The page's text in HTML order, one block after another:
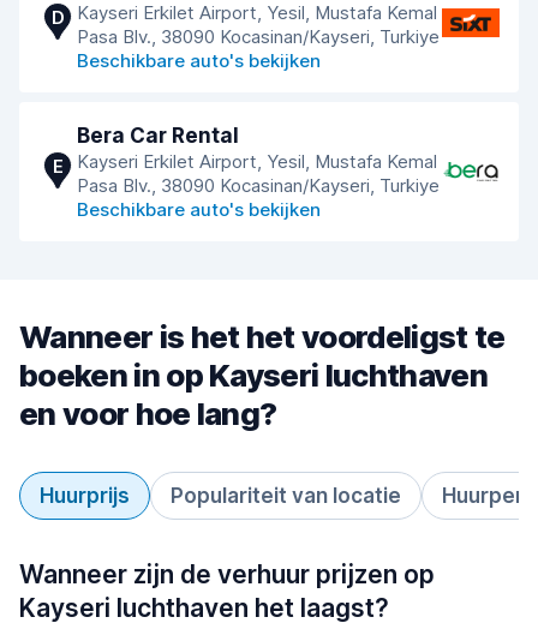
D
Kayseri Erkilet Airport, Yesil, Mustafa Kemal
Pasa Blv., 38090 Kocasinan/Kayseri, Turkiye
Beschikbare auto's bekijken
E
Bera Car Rental
Kayseri Erkilet Airport, Yesil, Mustafa Kemal
Pasa Blv., 38090 Kocasinan/Kayseri, Turkiye
Beschikbare auto's bekijken
Wanneer is het het voordeligst te
boeken in op Kayseri luchthaven
en voor hoe lang?
Huurprijs Populariteit van locatie
Wanneer zijn de verhuur prijzen op
Kayseri luchthaven het laagst?